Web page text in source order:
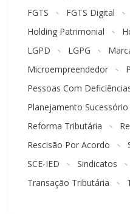
FGTS
FGTS Digital
Holding Patrimonial
LGPD
LGPG
Microempreendedor
Pessoas Com
Planejamento Sucessório
Reforma Tributária
Rescisão Por Acordo
SCE-IED
Sindicatos
Transação Tributária